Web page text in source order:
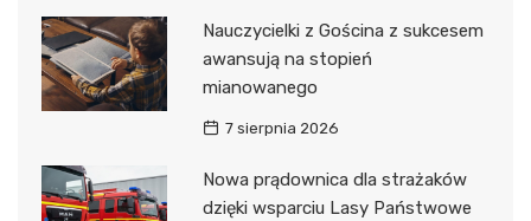
Nauczycielki z Gościna z sukcesem
awansują na stopień
mianowanego
7 sierpnia 2026
Nowa prądownica dla strażaków
dzięki wsparciu Lasy Państwowe